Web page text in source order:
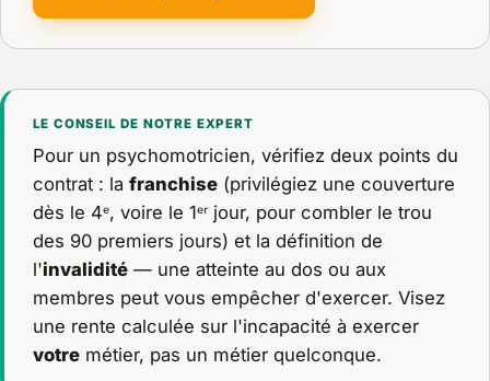
LE CONSEIL DE NOTRE EXPERT
Pour un psychomotricien, vérifiez deux points du
contrat : la franchise(privilégiez une couverture
dès le 4ᵉ, voire le 1ᵉʳ jour, pour combler le trou
des 90 premiers jours) et la définition de
l'invalidité— une atteinte au dos ou aux
membres peut vous empêcher d'exercer. Visez
une rente calculée sur l'incapacité à exercer
votremétier, pas un métier quelconque.